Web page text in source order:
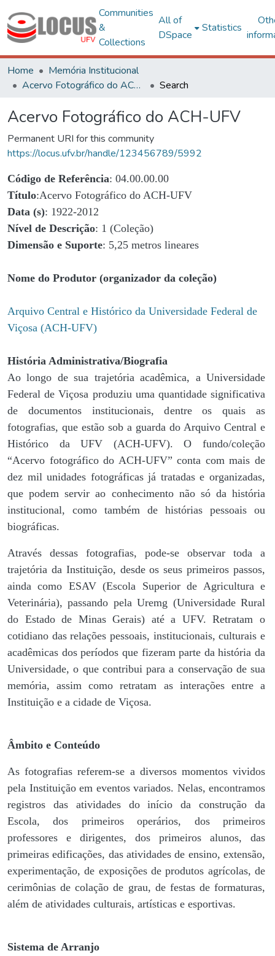
Communities
&
Collections
All of
DSpace
Statistics
Home
Memória Institucional
Acervo Fotográfico do ACH-UFV
Search
Acervo Fotográfico do ACH-UFV
Permanent URI for this community
https://locus.ufv.br/handle/123456789/5992
Código de Referência: 04.00.00.00
Título:Acervo Fotográfico do ACH-UFV
Data (s): 1922-2012
Nível de Descrição: 1 (Coleção)
Dimensão e Suporte: 5,25 metros lineares
Nome do Produtor (organizador da coleção)
Arquivo Central e Histórico da Universidade Federal de
Viçosa (ACH-UFV)
História Administrativa/Biografia
Ao longo de sua trajetória acadêmica, a Universidade
Federal de Viçosa produziu uma quantidade significativa
de documentos institucionais, dentre os quais as
fotografias, que estão sob a guarda do Arquivo Central e
Histórico da UFV (ACH-UFV). O fundo/coleção
“Acervo fotográfico do ACH-UFV” conta com mais de
dez mil unidades fotográficas já tratadas e organizadas,
que podem servir ao conhecimento não só da história
institucional, como também de histórias pessoais ou
biográficas.
Através dessas fotografias, pode-se observar toda a
trajetória da Instituição, desde os seus primeiros passos,
ainda como ESAV (Escola Superior de Agricultura e
Veterinária), passando pela Uremg (Universidade Rural
do Estado de Minas Gerais) até a UFV. Retratam o
cotidiano das relações pessoais, institucionais, culturais e
acadêmicas dos períodos que fizeram parte da história da
Universidade, o que contribui para a conservação de sua
memória, assim como retratam as interações entre a
Instituição e a cidade de Viçosa.
Âmbito e Conteúdo
As fotografias referem-se a diversos momentos vividos
pela Instituição em eventos variados. Nelas, encontramos
registros das atividades do início da construção da
Escola, dos primeiros operários, dos primeiros
professores e dirigentes, ​dos primeiros alunos, das
primeiras edificações, das atividades de ensino, extensão,
experimentação, de exposições de produtos agrícolas, de
cerimônias de colação de grau, de festas de formaturas,
além de atividades culturais, artísticas e esportivas.
Sistema de Arranjo